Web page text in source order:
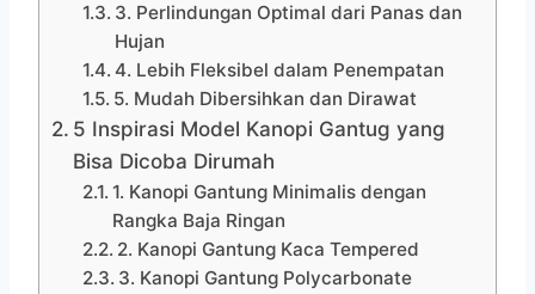
3. Perlindungan Optimal dari Panas dan
Hujan
4. Lebih Fleksibel dalam Penempatan
5. Mudah Dibersihkan dan Dirawat
5 Inspirasi Model Kanopi Gantug yang
Bisa Dicoba Dirumah
1. Kanopi Gantung Minimalis dengan
Rangka Baja Ringan
2. Kanopi Gantung Kaca Tempered
3. Kanopi Gantung Polycarbonate